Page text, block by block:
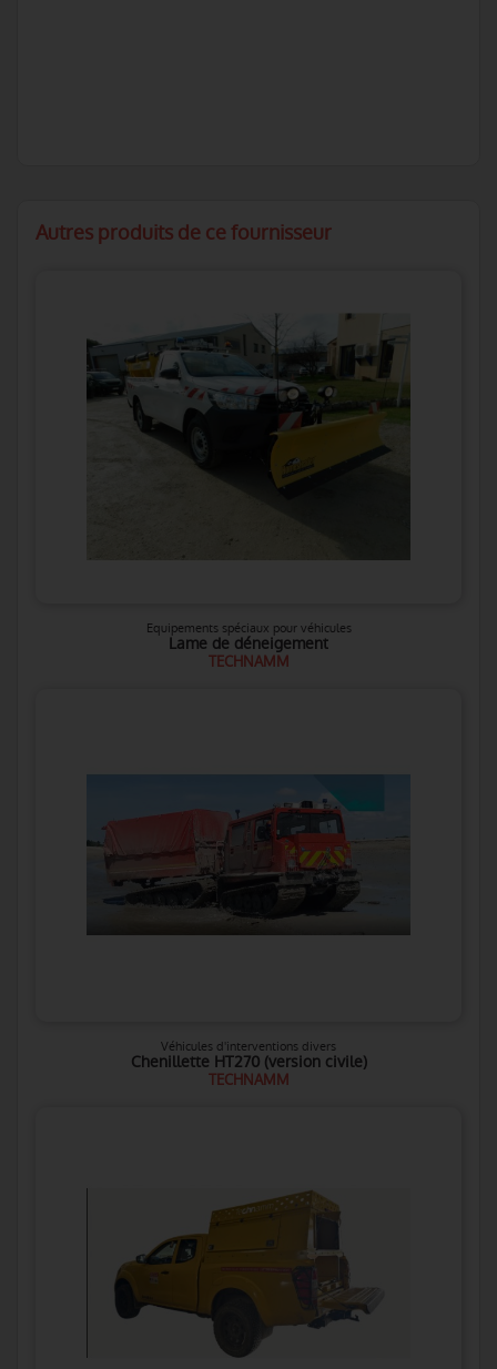
Autres produits de ce fournisseur
Equipements spéciaux pour véhicules
Lame de déneigement
TECHNAMM
Véhicules d'interventions divers
Chenillette HT270 (version civile)
TECHNAMM